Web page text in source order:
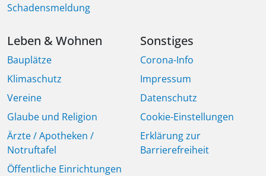
Schadensmeldung
Leben & Wohnen
Bauplätze
Klimaschutz
Vereine
Glaube und Religion
Ärzte / Apotheken /
Notruftafel
Öffentliche Einrichtungen
Sonstiges
Corona-Info
Impressum
Datenschutz
Cookie-Einstellungen
Erklärung zur
Barrierefreiheit